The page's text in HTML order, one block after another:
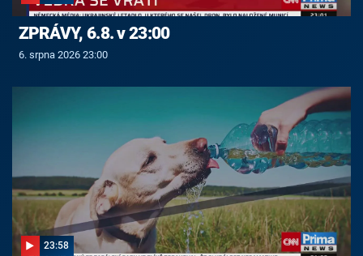
ZPRÁVY, 6.8. v 23:00
6. srpna 2026 23:00
23:58